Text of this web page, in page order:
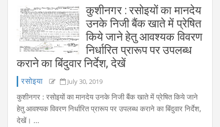
कुशीनगर : रसोइयों का मानदेय
उनके निजी बैंक खाते में प्रेषित
किये जाने हेतु आवश्यक विवरण
निर्धारित प्रारूप पर उपलब्ध
कराने का बिंदुवार निर्देश, देखें
रसोइया July 30, 2019
कुशीनगर : रसोइयों का मानदेय उनके निजी बैंक खाते में प्रेषित किये जाने
हेतु आवश्यक विवरण निर्धारित प्रारूप पर उपलब्ध कराने का बिंदुवार निर्देश,
देखें। ...